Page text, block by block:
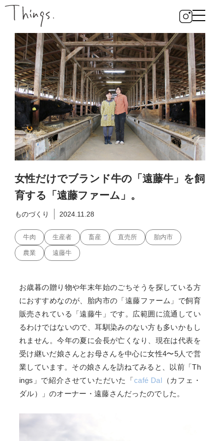
女性だけでブランド牛の「遠藤牛」を飼
育する「遠藤ファーム」。
ものづくり 2024.11.28
牛肉 生産者 畜産 直売所 胎内市
農業 遠藤牛
お歳暮の贈り物や年末年始のごちそうを探している方
におすすめなのが、胎内市の「遠藤ファーム」で飼育
販売されている「遠藤牛」です。広範囲に流通してい
るわけではないので、耳馴染みのない方も多いかもし
れません。今年の夏に会長が亡くなり、現在は代表を
受け継いだ娘さんとお母さんを中心に女性4〜5人で営
業しています。その娘さんを訪ねてみると、以前「Th
ings」で紹介させていただいた「café Dal （カフェ・
ダル）」のオーナー・遠藤さんだったのでした。